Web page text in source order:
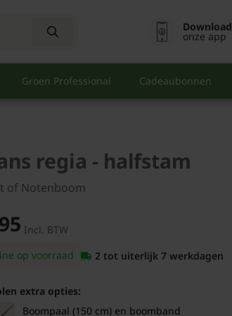
Download
onze app
Groen Professional Cadeaubonnen
regia - halfstam
of Notenboom
Incl. BTW
op voorraad
2 tot uiterlijk 7 werkdagen
extra opties:
Boompaal (150 cm) en boomband